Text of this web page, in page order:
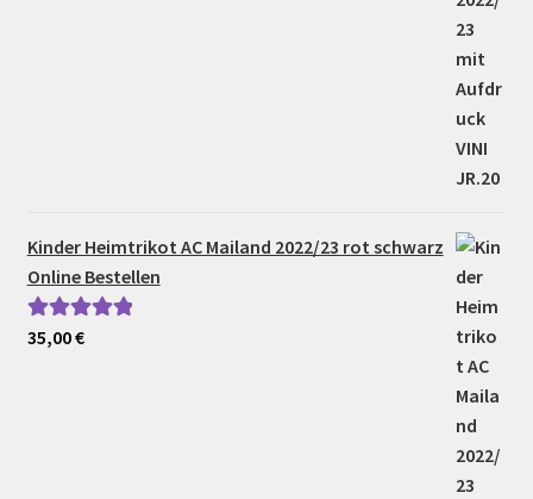
Kinder Heimtrikot AC Mailand 2022/23 rot schwarz
Online Bestellen
Bewertet mit
35,00€